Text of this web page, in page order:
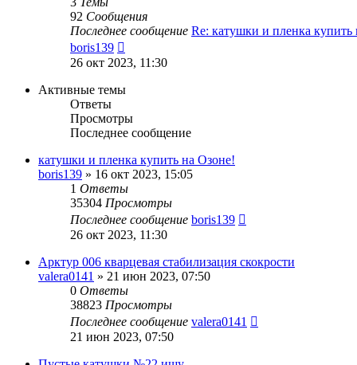
92 Сообщения
Последнее сообщение Re: катушки и пленка
boris139
к
последнему
сообщению
26 окт 2023, 11:30
Активные темы
Ответы
Просмотры
Последнее сообщение
катушки и пленка купить на Озоне!
boris139 » 16 окт 2023, 15:05
1 Ответы
35304 Просмотры
Последнее сообщение boris139
26 окт 2023, 11:30
Арктур 006 кварцевая стабилизация скокрости
valera0141 » 21 июн 2023, 07:50
0 Ответы
38823 Просмотры
Последнее сообщение valera0141
21 июн 2023, 07:50